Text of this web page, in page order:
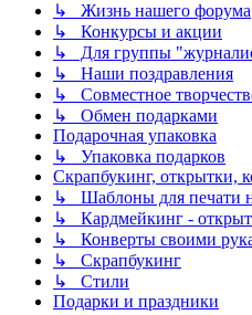
↳ Жизнь нашего форума
↳ Конкурсы и акции
↳ Для группы
↳ Наши поздравления
↳ Совместное
↳ Обмен подарками
Подарочная упаковка
↳ Упаковка подарков
Скрапбукинг, открытки,
↳ Шаблоны для печати
↳ Кардмейкинг -
↳ Конверты своими
↳ Скрапбукинг
↳ Стили
Подарки и праздники